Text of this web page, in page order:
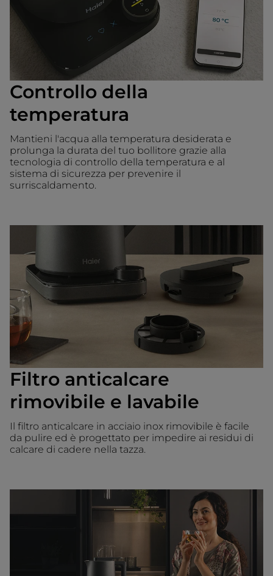
Controllo della
temperatura
Mantieni l'acqua alla temperatura desiderata e
prolunga la durata del tuo bollitore grazie alla
tecnologia di controllo della temperatura e al
sistema di sicurezza per prevenire il
surriscaldamento.
Filtro anticalcare
rimovibile e lavabile
Il filtro anticalcare in acciaio inox rimovibile è facile
da pulire ed è progettato per impedire ai residui di
calcare di cadere nella tazza.